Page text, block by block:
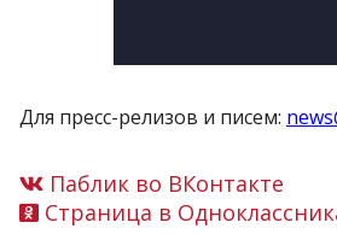
Для пресс-релизов и писем:
Паблик во ВКонтакте
Страница в